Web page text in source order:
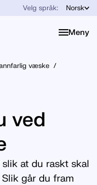
Velg språk: Norsk
Meny
Meny
væske
ved
at du raskt skal
går du fram